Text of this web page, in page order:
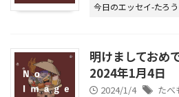
今日のエッセイ-たろう
明けましておめ
2024年1月4日
2024/1/4 たべ